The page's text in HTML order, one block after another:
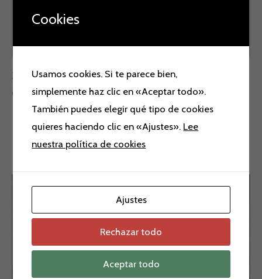
Marca
Zapatos Lodi.
Colores: azul, nude y fucsia.
Productos relacionados
era:
es:
era:
es:
Cookies
Usamos cookies. Si te parece bien,
simplemente haz clic en «Aceptar todo».
También puedes elegir qué tipo de cookies
quieres haciendo clic en «Ajustes». Lee
nuestra política de cookies
Ajustes
Rechazar todo
Aceptar todo